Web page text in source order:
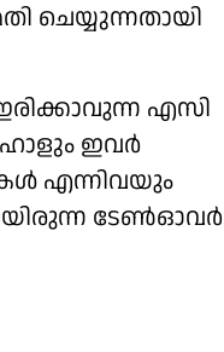
ചെയ്യുന്നതായി
എസി
ഹാളും ഇവർ
എന്നിവയും
ടേൺഓവർ